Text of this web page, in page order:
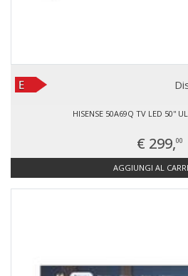
HISENSE 50A69Q TV LED 50''
€ 299,00
AGGIUNGI AL